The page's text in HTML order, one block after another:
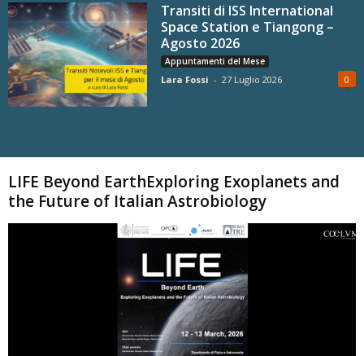
Transiti di ISS International
Space Station e Tiangong –
Agosto 2026
Appuntamenti del Mese
Lara Fossi - 27 Luglio 2026 0
LIFE Beyond EarthExploring Exoplanets and
the Future of Italian Astrobiology